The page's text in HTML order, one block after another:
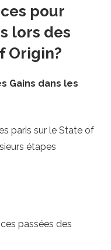
pour
lors des
Origin?
Gains dans les
paris sur le State of
étapes
passées des